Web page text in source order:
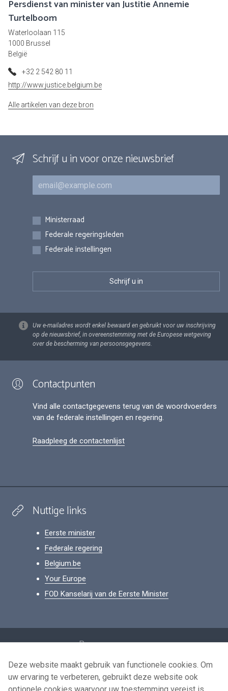
Persdienst van minister van Justitie Annemie
Turtelboom
Waterloolaan 115
1000 Brussel
België
+32 2 542 80 11
http://www.justice.belgium.be
Alle artikelen van deze bron
Schrijf u in voor onze nieuwsbrief
E-mail
Inschrijvingen
Ministerraad
Federale regeringsleden
Federale instellingen
Uw e-mailadres wordt enkel bewaard en gebruikt voor uw inschrijving
op de nieuwsbrief, in overeenstemming met de Europese wetgeving
over de bescherming van persoonsgegevens.
Contactpunten
Vind alle contactgegevens terug van de woordvoerders
van de federale instellingen en regering.
Raadpleeg de contactenlijst
Nuttige links
Eerste minister
Federale regering
Belgium.be
Your Europe
FOD Kanselarij van de Eerste Minister
Persoonsgegevens
Voorwaarden voor het hergebruik
Contacteer ons
Deze website maakt gebruik van functionele cookies. Om
uw ervaring te verbeteren, gebruikt deze website ook